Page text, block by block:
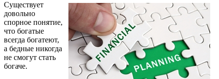
Существует
довольно
спорное понятие,
что богатые
всегда богатеют,
а бедные никогда
не смогут стать
богаче.